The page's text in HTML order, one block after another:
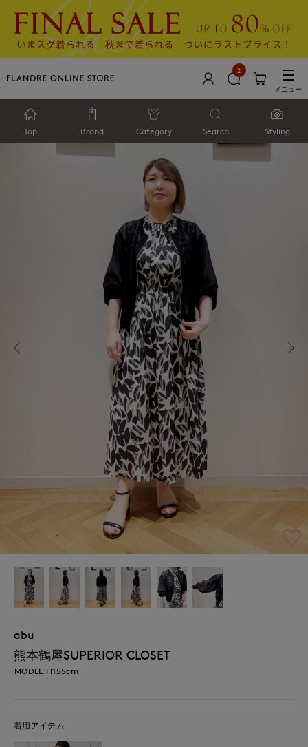
2
メニュー
Top Brand Category Search Styling
abu
熊本鶴屋SUPERIOR CLOSET
MODEL:H155cm
着用アイテム